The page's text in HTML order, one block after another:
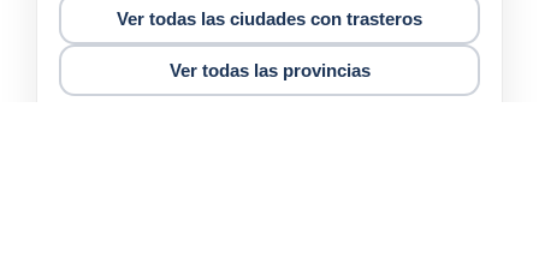
Ver todas las ciudades con trasteros
Ver todas las provincias